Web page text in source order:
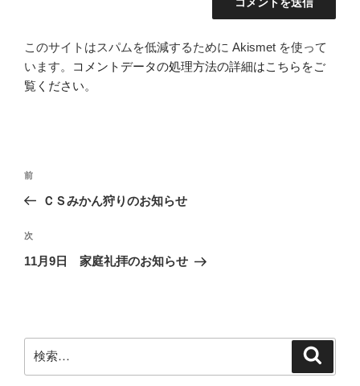
このサイトはスパムを低減するために Akismet を使って
います。
コメントデータの処理方法の詳細はこちらをご
覧ください。
投
ビ
ゲ
ン
前
の
稿
前
ＣＳみかん狩りのお知らせ
次
の
次
11月9日 家庭礼拝のお知らせ
索: